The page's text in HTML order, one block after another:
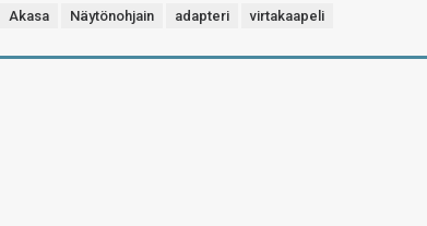
Akasa Näytönohjain adapteri virtakaapeli